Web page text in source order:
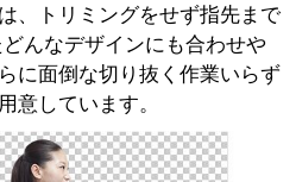
、トリミングをせず指先まで
んなデザインにも合わせや
に面倒な切り抜く作業いらず
意しています。